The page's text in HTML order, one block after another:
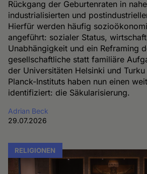
Rückgang der Geburtenraten in
industrialisierten und
Hierfür werden häufig
angeführt: sozialer Status,
Unabhängigkeit und ein Reframing
gesellschaftliche statt familiäre
der Universitäten Helsinki und
Planck-Instituts haben nun einen
identifiziert: die Säkularisierung.
Adrian Beck
29.07.2026
RELIGIONEN